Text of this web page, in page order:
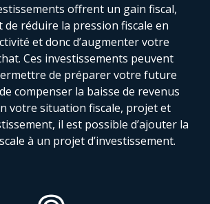
offrent un gain fiscal,
réduire la pression fiscale en
et donc d’augmenter votre
Ces investissements peuvent
de préparer votre future
compenser la baisse de revenus
votre situation fiscale, projet et
il est possible d’ajouter la
à un projet d’investissement.